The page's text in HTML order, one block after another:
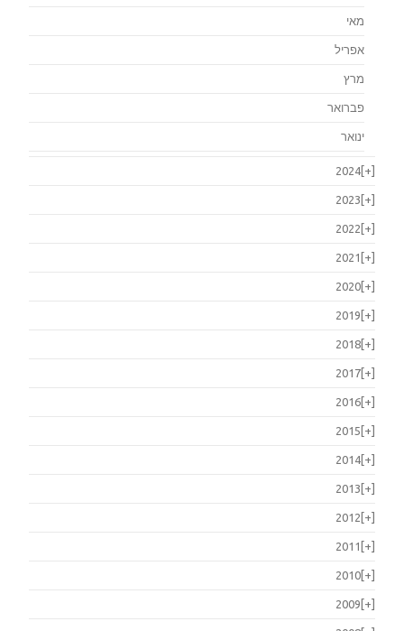
מאי
אפריל
מרץ
פברואר
ינואר
[+]
2024
[+]
2023
[+]
2022
[+]
2021
[+]
2020
[+]
2019
[+]
2018
[+]
2017
[+]
2016
[+]
2015
[+]
2014
[+]
2013
[+]
2012
[+]
2011
[+]
2010
[+]
2009